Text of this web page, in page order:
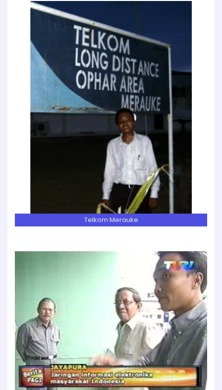
Telkom Merauke